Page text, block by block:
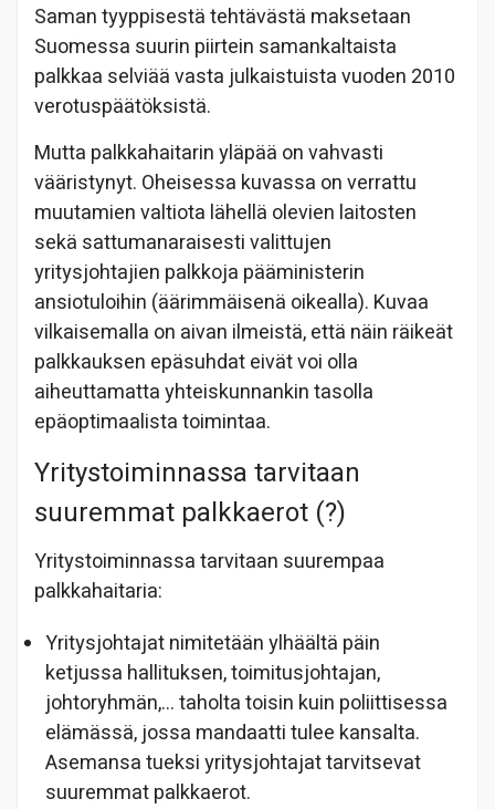
Saman tyyppisestä tehtävästä maksetaan
Suomessa suurin piirtein samankaltaista
palkkaa selviää vasta julkaistuista vuoden 2010
verotuspäätöksistä.
Mutta palkkahaitarin yläpää on vahvasti
vääristynyt. Oheisessa kuvassa on verrattu
muutamien valtiota lähellä olevien laitosten
sekä sattumanaraisesti valittujen
yritysjohtajien palkkoja pääministerin
ansiotuloihin (äärimmäisenä oikealla). Kuvaa
vilkaisemalla on aivan ilmeistä, että näin räikeät
palkkauksen epäsuhdat eivät voi olla
aiheuttamatta yhteiskunnankin tasolla
epäoptimaalista toimintaa.
Yritystoiminnassa tarvitaan
suuremmat palkkaerot (?)
Yritystoiminnassa tarvitaan suurempaa
palkkahaitaria:
Yritysjohtajat nimitetään ylhäältä päin
ketjussa hallituksen, toimitusjohtajan,
johtoryhmän,… taholta toisin kuin poliittisessa
elämässä, jossa mandaatti tulee kansalta.
Asemansa tueksi yritysjohtajat tarvitsevat
suuremmat palkkaerot.